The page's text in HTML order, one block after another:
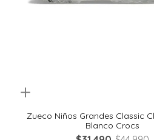
Quickview
Zueco Niños Grandes Classic
Blanco Crocs